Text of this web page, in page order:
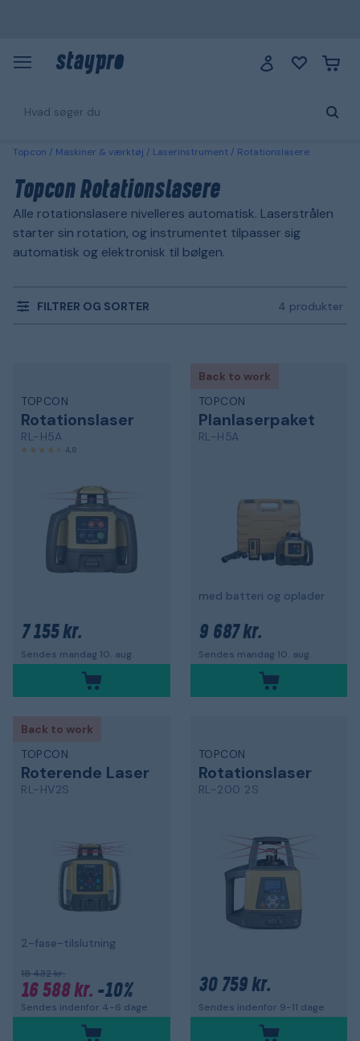
Topcon Maskiner & værktøj Laserinstrument Rotationslasere
Topcon Rotationslasere
Alle rotationslasere nivelleres automatisk. Laserstrålen
starter sin rotation, og instrumentet tilpasser sig
automatisk og elektronisk til bølgen.
FILTRER OG SORTER 4 produkter
TOPCON
Rotationslaser
RL-H5A
4,8
7 155 kr.
Sendes mandag 10. aug.
Back to work
TOPCON
Planlaserpaket
RL-H5A
med batteri og oplader
9 687 kr.
Sendes mandag 10. aug.
Back to work
TOPCON
Roterende Laser
RL-HV2S
2-fase-tilslutning
18 432 kr.
16 588 kr. -10%
Sendes indenfor 4-6 dage
TOPCON
Rotationslaser
RL-200 2S
30 759 kr.
Sendes indenfor 9-11 dage